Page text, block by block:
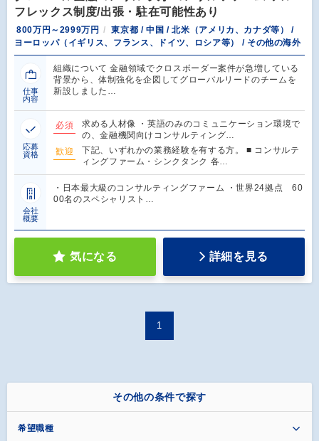
フレックス制度/出張・駐在可能性あり
800万円～2999万円
東京都 / 中国 / 北米（アメリカ、カナダ等） /
ヨーロッパ（イギリス、フランス、ドイツ、ロシア等） / その他の海外
仕事
内容
組織について 金融領域でクロスボーダー案件が急増している
背景から、体制強化を企図してグローバルリードのチームを
新設しました…
応募
資格
必須
求める人材像 ・英語のみのコミュニケーション環境で
の、金融機関向けコンサルティング…
歓迎
下記、いずれかの業務経験を有する方。 ■ コンサルテ
ィングファーム・シンクタンク 各…
会社
概要
・日本最大級のコンサルティングファーム ・世界24拠点 60
00名のスペシャリスト…
気になる 詳細を見る
1
その他の条件で探す
希望職種